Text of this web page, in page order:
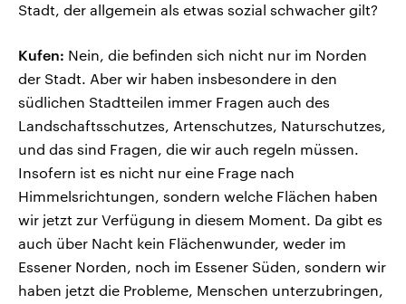
Stadt, der allgemein als etwas sozial schwacher gilt?
Kufen: Nein, die befinden sich nicht nur im Norden
der Stadt. Aber wir haben insbesondere in den
südlichen Stadtteilen immer Fragen auch des
Landschaftsschutzes, Artenschutzes, Naturschutzes,
und das sind Fragen, die wir auch regeln müssen.
Insofern ist es nicht nur eine Frage nach
Himmelsrichtungen, sondern welche Flächen haben
wir jetzt zur Verfügung in diesem Moment. Da gibt es
auch über Nacht kein Flächenwunder, weder im
Essener Norden, noch im Essener Süden, sondern wir
haben jetzt die Probleme, Menschen unterzubringen,